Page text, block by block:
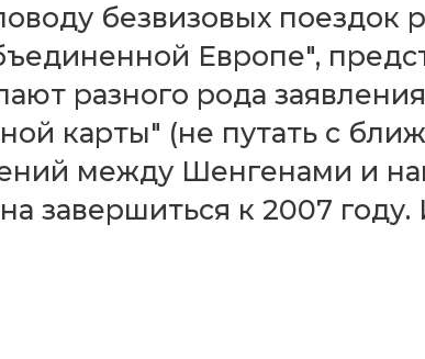
безвизовых поездок
Европе",
разного рода
карты" (не путать с
между Шенгенами и
завершиться к 2007